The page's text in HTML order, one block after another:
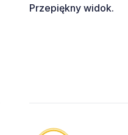
Przepiękny widok.